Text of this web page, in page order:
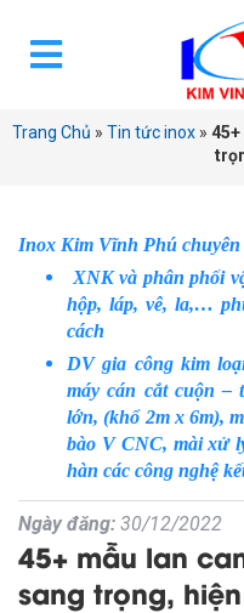
Trang Chủ » Tin tức inox »
Inox Kim Vĩnh Phú
XNK và phân phối
hộp, láp, vê, la,…
cách
DV gia công kim
máy cán cắt cuộn –
lớn, (khổ 2m x 6m),
bào V CNC, mài xử
hàn các công nghệ
Ngày đăng: 30/12/2022
45+ mẫu lan
sang trọng,